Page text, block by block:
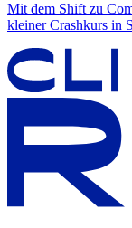
Mit dem Shift zu
kleiner Crashkurs in